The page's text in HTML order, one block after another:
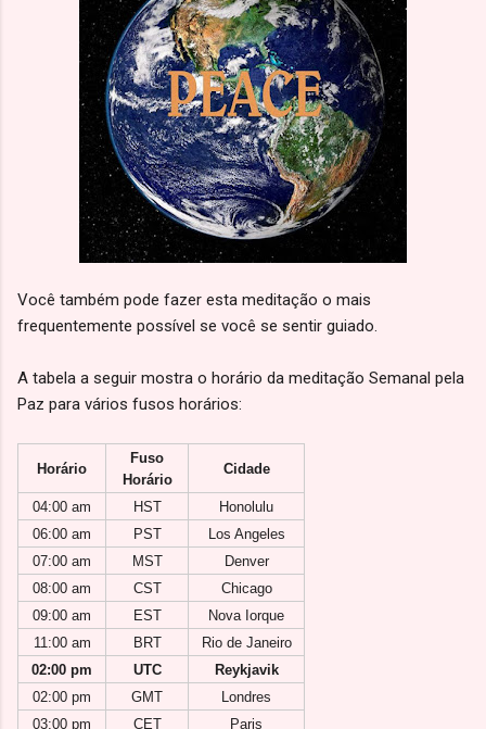
Você também pode fazer esta meditação o mais
frequentemente possível se você se sentir guiado.
A tabela a seguir mostra o horário da meditação Semanal pela
Paz para vários fusos horários:
Horário
Fuso
Horário
Cidade
04:00 am HST
Honolulu
06:00 am
PST
Los Angeles
07:00 am
MST
Denver
08:00 am
CST
Chicago
09:00 am
EST
Nova Iorque
11:00 am
BRT
Rio de Janeiro
02:00 pm
UTC
Reykjavik
02:00 pm
GMT
Londres
03:00 pm
CET Paris